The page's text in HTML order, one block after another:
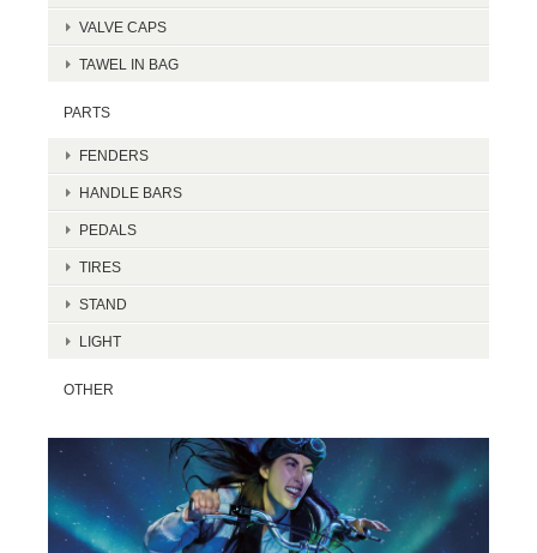
VALVE CAPS
TAWEL IN BAG
PARTS
FENDERS
HANDLE BARS
PEDALS
TIRES
STAND
LIGHT
OTHER